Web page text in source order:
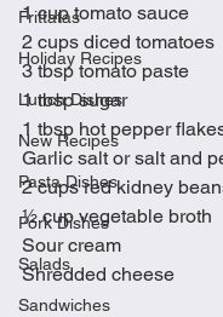
Frittatas
Holiday Recipes
Lunch Dishes
New Recipes
Pasta Dishes
Pork Dishes
Salads
Sandwiches
1 cup tomato sauce
2 cups diced tomatoes
3 tbsp tomato paste
1 tbsp sugar
1 tbsp hot pepper
Garlic salt or salt and
2 cups red kidney
½ cup vegetable broth
Sour cream
Shredded cheese